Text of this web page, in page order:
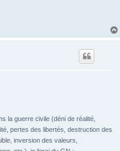
la guerre civile (déni de réalité,
pertes des libertés, destruction des
inversion des valeurs,